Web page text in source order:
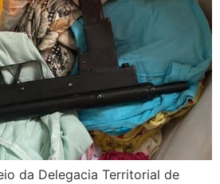
da Delegacia Territorial de